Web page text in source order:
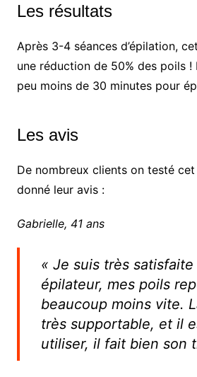
Les résultats
Après 3-4 séances d’épilation,
une réduction de 50% des poils !
peu moins de 30 minutes pour
Les avis
De nombreux clients on testé
donné leur avis :
Gabrielle, 41 ans
« Je suis très
épilateur, mes poils
beaucoup moins vite.
très supportable, et il
utiliser, il fait bien son